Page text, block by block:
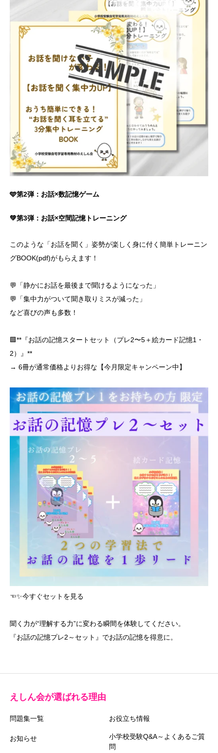
🩵第2弾：お話×数記憶ゲーム
💚第3弾：お話×空間記憶トレーニング
このような「お話を聞く」姿勢が楽しく身に付く簡単トレーニン
グBOOK(pdf)がもらえます！
💬「静かにお話を最後まで聞けるようになった」
💬「集中力がついて聞き取りミスが減った」
など喜びの声も多数！
🟩**『お話の記憶スタートセット（プレ2〜5＋絵カード記憶1・
2）』**
→ 6冊が通常価格よりお得な【今月限定キャンペーン中】
☜✨今すぐセットを見る
聞く力が“理解する力”に変わる瞬間を体験してください。
『お話の記憶プレ2～セット』でお話の記憶を得意に。
えしん会が選ばれる理由
問題集一覧 お役立ち情報
お知らせ
小学校受験Q&A～よくあるご質
問